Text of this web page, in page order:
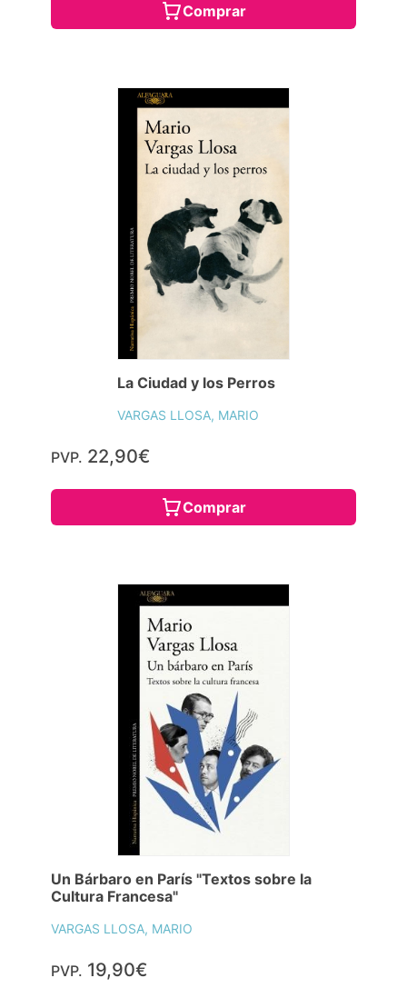
Comprar
La Ciudad y los Perros
VARGAS LLOSA, MARIO
PVP. 22,90€
Comprar
Un Bárbaro en París "Textos sobre la
Cultura Francesa"
VARGAS LLOSA, MARIO
PVP. 19,90€